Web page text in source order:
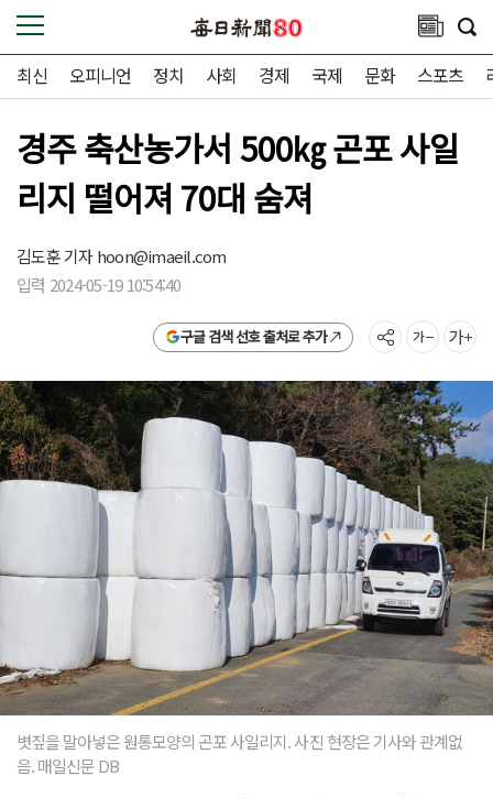
최신 오피니언 정치 사회 경제 국제 문화 스포츠
경주 축산농가서 500㎏ 곤포 사일
리지 떨어져 70대 숨져
김도훈 기자hoon@imaeil.com
입력 2024-05-19 10:54:40
구글 검색 선호 출처로 추가
볏짚을 말아넣은 원통모양의 곤포 사일리지. 사진 현장은 기사와 관계없
음. 매일신문 DB